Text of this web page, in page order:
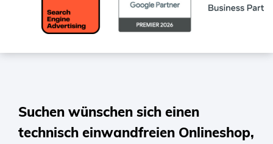
Suchen wünschen sich einen
technisch einwandfreien Onlineshop,